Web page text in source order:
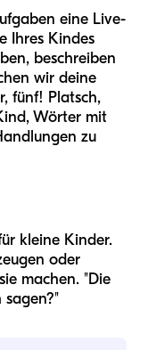
eine Live-
Ihres Kindes
beschreiben
wir deine
fünf! Platsch,
Wörter mit
zu
kleine Kinder.
oder
machen. "Die